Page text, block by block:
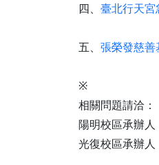
四、 臺北行天宮
五、 張榮發慈善
※
相關問題請洽：
陽明校區承辦
光復校區承辦